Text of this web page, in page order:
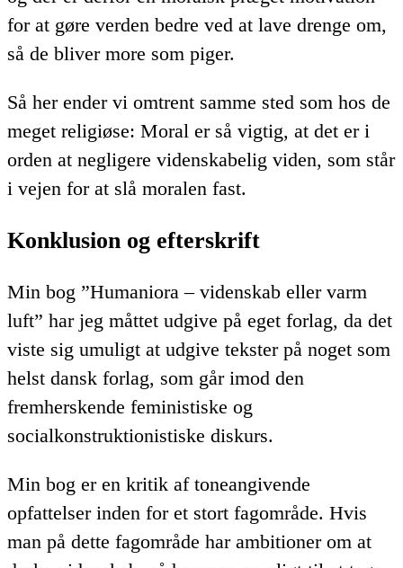
for at gøre verden bedre ved at lave drenge om,
så de bliver more som piger.
Så her ender vi omtrent samme sted som hos de
meget religiøse: Moral er så vigtig, at det er i
orden at negligere videnskabelig viden, som står
i vejen for at slå moralen fast.
Konklusion og efterskrift
Min bog ”Humaniora – videnskab eller varm
luft” har jeg måttet udgive på eget forlag, da det
viste sig umuligt at udgive tekster på noget som
helst dansk forlag, som går imod den
fremherskende feministiske og
socialkonstruktionistiske diskurs.
Min bog er en kritik af toneangivende
opfattelser inden for et stort fagområde. Hvis
man på dette fagområde har ambitioner om at